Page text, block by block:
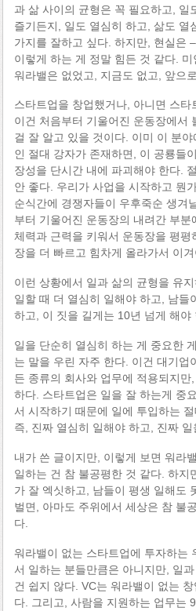
과 삶 사이의 균형은 꼭 필요하고, 일
즐기든지, 일도 열심히 하고, 삶도 열
가지를 잘하고 싶다. 하지만, 현실은
이렇게 하는 게 정말 힘든 것 같다.
워라밸은 없었고, 지금도 없고, 앞으
스타트업을 창업했거나, 아니면 스
이건 처음부터 기울어진 운동장에서
걸 잘 알고 있을 것이다. 이미 이 분
인 절대 강자가 존재하면, 이 공룡들
장성을 단시간 내에 파괴해야 한다.
안 좋다. 우리가 사업을 시작하고 뭔
순식간에 경쟁자들이 우후죽순 생겨
부터 기울어진 운동장의 내려간 부분
체력과 근력을 키워서 운동장을 평
장을 더 빠르고 힘차게 올라가서 이
이런 상황에서 일과 삶의 균형을 유
일할 때 더 열심히 일해야 하고, 남들
하고, 이 짓을 길게는 10년 넘게 해야
일을 단순히 열심히 하는 게 중요한
는 말을 우린 자주 한다. 이건 대기업
든 종류의 회사와 업무에 적용되지
하다. 스타트업은 일을 잘 하는게 중
서 시작하기 때문에 일에 투입하는
즉, 진짜 열심히 일해야 하고, 진짜 일
내가 쓴 글이지만, 이렇게 보면 워라
일하는 건 참 불공평한 것 같다. 하지
가 잘 엑싯하고, 남들이 평생 일해도
벌면, 아마도 주위에서 세상은 참 불
다.
워라밸이 없는 스타트업에 투자하는
서 일하는 분들만큼은 아니지만, 일
건 쉽지 않다. VC는 워라밸이 없는
다. 그리고, 사람을 지원하는 업무는